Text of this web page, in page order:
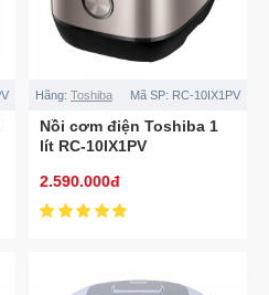
Hãng: Toshiba Mã SP: RC-10IX1PV
Nồi cơm điện Toshiba 1
lít RC-10IX1PV
2.590.000đ